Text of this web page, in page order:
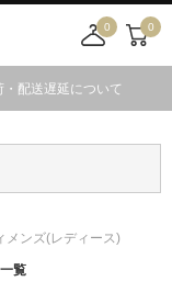
0
舗
カ
ト
0
配送遅延について
メンズ(レディース)
覧